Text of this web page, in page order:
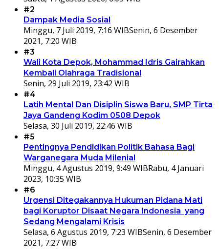
#2
Dampak Media Sosial
Minggu, 7 Juli 2019, 7:16 WIBSenin, 6 Desember
2021, 7:20 WIB
#3
Wali Kota Depok, Mohammad Idris Gairahkan
Kembali Olahraga Tradisional
Senin, 29 Juli 2019, 23:42 WIB
#4
Latih Mental Dan Disiplin Siswa Baru, SMP Tirta
Jaya Gandeng Kodim 0508 Depok
Selasa, 30 Juli 2019, 22:46 WIB
#5
Pentingnya Pendidikan Politik Bahasa Bagi
Warganegara Muda Milenial
Minggu, 4 Agustus 2019, 9:49 WIBRabu, 4 Januari
2023, 10:35 WIB
#6
Urgensi Ditegakannya Hukuman Pidana Mati
bagi Koruptor Disaat Negara Indonesia yang
Sedang Mengalami Krisis
Selasa, 6 Agustus 2019, 7:23 WIBSenin, 6 Desember
2021, 7:27 WIB